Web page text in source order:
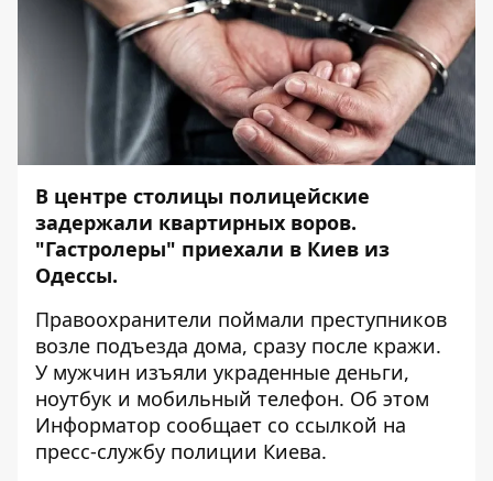
В центре столицы полицейские
задержали квартирных воров.
"Гастролеры" приехали в Киев из
Одессы.
Правоохранители поймали преступников
возле подъезда дома, сразу после кражи.
У мужчин изъяли украденные деньги,
ноутбук и мобильный телефон. Об этом
Информатор сообщает со ссылкой на
пресс-службу полиции Киева.